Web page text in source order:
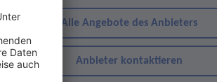
Alle Angebote des Anbieters
Anbieter kontaktieren